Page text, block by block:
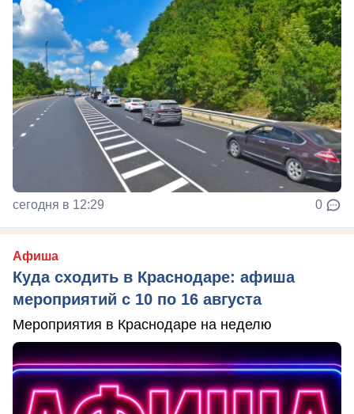
сегодня в 12:29 0
Афиша
Куда сходить в Краснодаре: афиша
мероприятий с 10 по 16 августа
Мероприятия в Краснодаре на неделю